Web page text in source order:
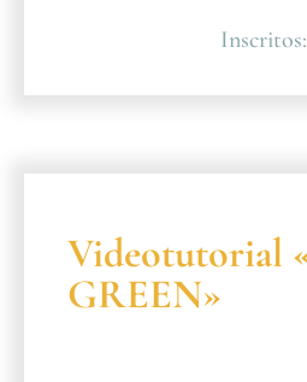
Inscritos:
Videotutorial
GREEN»